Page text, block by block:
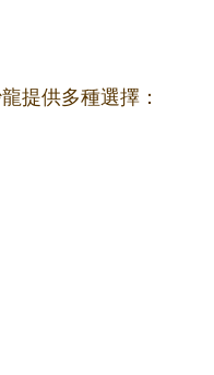
提供多種選擇：